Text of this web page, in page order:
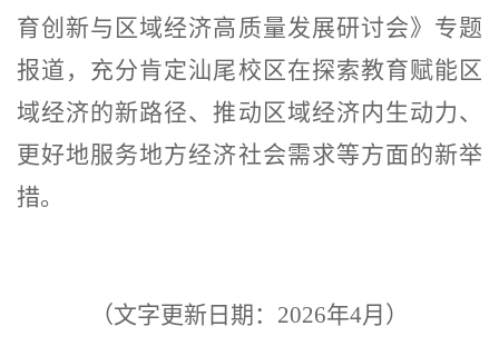
育创新与区域经济高质量发展研讨会》专题
报道，充分肯定汕尾校区在探索教育赋能区
域经济的新路径、推动区域经济内生动力、
更好地服务地方经济社会需求等方面的新举
措。
（文字更新日期：2026年4月）